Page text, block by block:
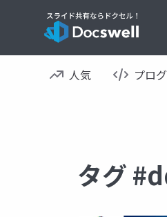
人気 プロ
タグ